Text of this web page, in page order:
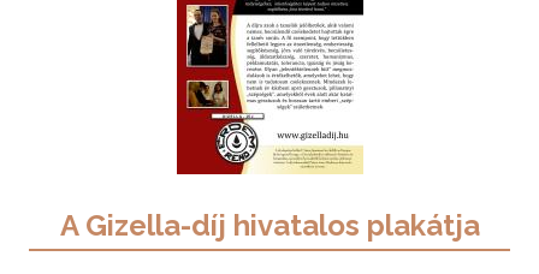
A Gizella-díj hivatalos plakátja